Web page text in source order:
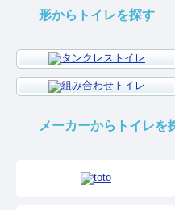
形からトイレを探す
メーカーからトイレを